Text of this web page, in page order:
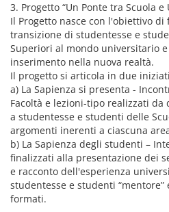
3. Progetto “Un Ponte tra Scuola e
Il Progetto nasce con l'obiettivo
transizione di studentesse e
Superiori al mondo universitario
inserimento nella nuova realtà.
Il progetto si articola in due
a) La Sapienza si presenta -
Facoltà e lezioni-tipo realizzati
a studentesse e studenti delle
argomenti inerenti a ciascuna
b) La Sapienza degli studenti –
finalizzati alla presentazione dei
e racconto dell'esperienza
studentesse e studenti “mentore”
formati.